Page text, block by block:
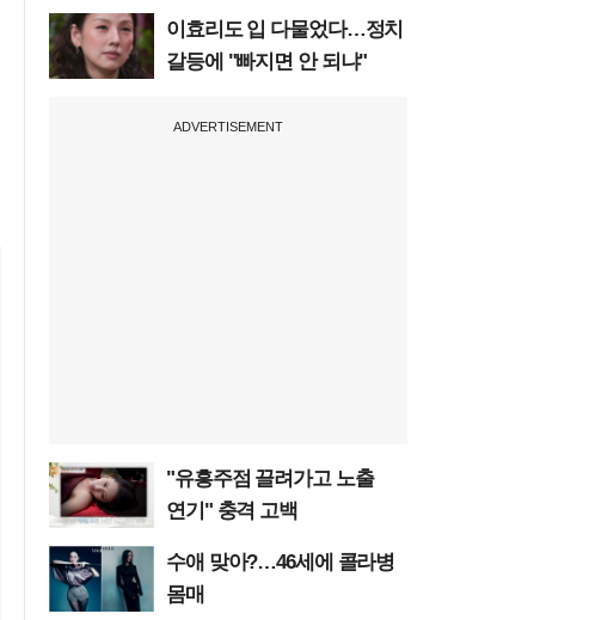
이효리도 입 다물었다…정치
갈등에 "빠지면 안 되냐"
ADVERTISEMENT
"유흥주점 끌려가고 노출
연기" 충격 고백
수애 맞아?…46세에 콜라병
몸매